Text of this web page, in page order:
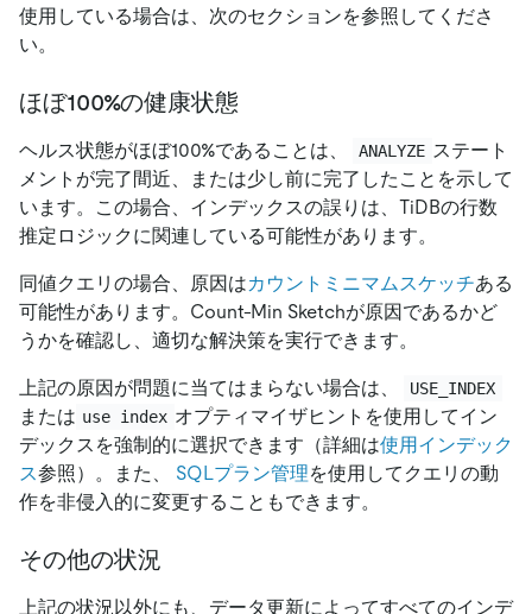
使用している場合は、次のセクションを参照してくださ
い。
ほぼ100%の健康状態
ヘルス状態がほぼ100%であることは、 ANALYZE ステート
メントが完了間近、または少し前に完了したことを示して
います。この場合、インデックスの誤りは、TiDBの行数
推定ロジックに関連している可能性があります。
同値クエリの場合、原因はカウントミニマムスケッチある
可能性があります。Count-Min Sketchが原因であるかど
うかを確認し、適切な解決策を実行できます。
上記の原因が問題に当てはまらない場合は、 USE_INDEX
または use index オプティマイザヒントを使用してイン
デックスを強制的に選択できます（詳細は使用インデック
ス参照）。また、 SQLプラン管理を使用してクエリの動
作を非侵入的に変更することもできます。
その他の状況
上記の状況以外にも、データ更新によってすべてのインデ